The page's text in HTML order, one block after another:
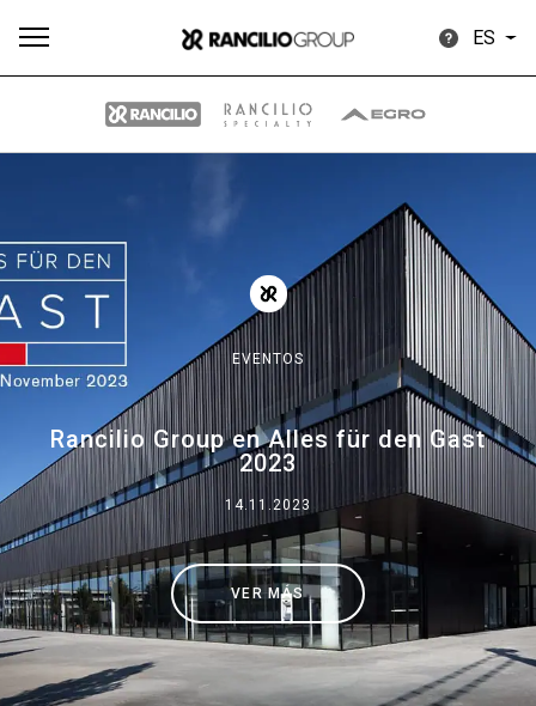
ES
EVENTOS
Rancilio Group en Alles für den Gast
2023
14.11.2023
VER MÁS
Descargar
Our brands
Group
Noticias
Historia